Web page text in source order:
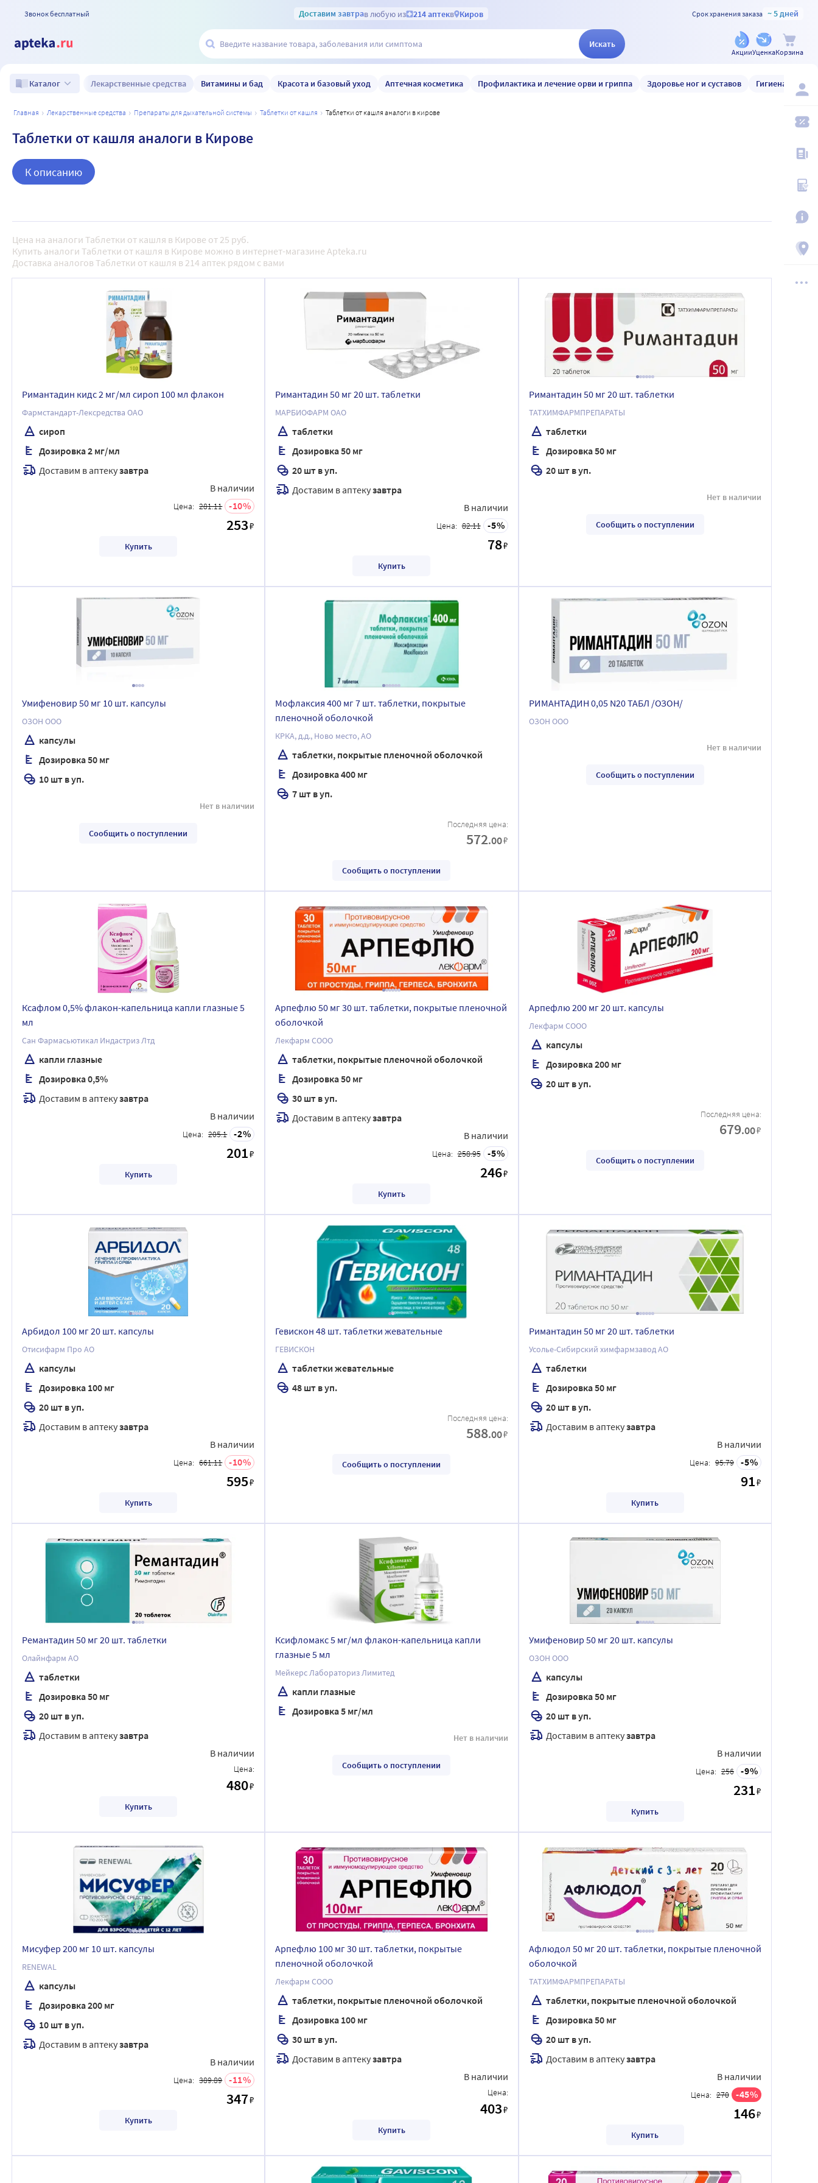
Звонок бесплатный Доставим завтрав любую из 214 аптекв Киров Срок хранения заказа ~ 5 дней
Искать
АкцииУценкаКорзина
Каталог Лекарственные средства Витамины и бад Красота и базовый уход Аптечная косметика Профилактика и лечение орви и гриппа Здоровье ног и суставов Гигиена и уход
главная лекарственные средства препараты для дыхательной системы таблетки от кашля таблетки от кашля аналоги в кирове
Таблетки от кашля аналоги в Кирове
К описанию
Цена на аналоги Таблетки от кашля в Кирове от 25 руб.
Купить аналоги Таблетки от кашля в Кирове можно в интернет-магазине Apteka.ru
Доставка аналогов Таблетки от кашля в 214 аптек рядом с вами
Римантадин кидс 2 мг/мл сироп 100 мл флакон
Фармстандарт-Лексредства ОАО
сироп
Дозировка 2 мг/мл
Доставим в аптекузавтра
В наличии
Цена: 281.11 10
253₽
Купить
Римантадин 50 мг 20 шт. таблетки
МАРБИОФАРМ ОАО
таблетки
Дозировка 50 мг
20 шт в уп.
Доставим в аптекузавтра
В наличии
Цена: 82.11 5
78₽
Купить
Римантадин 50 мг 20 шт. таблетки
ТАТХИМФАРМПРЕПАРАТЫ
таблетки
Дозировка 50 мг
20 шт в уп.
Нет в наличии
Сообщить о поступлении
Умифеновир 50 мг 10 шт. капсулы
ОЗОН ООО
капсулы
Дозировка 50 мг
10 шт в уп.
Нет в наличии
Сообщить о поступлении
Мофлаксия 400 мг 7 шт. таблетки, покрытые
пленочной оболочкой
КРКА, д.д., Ново место, АО
таблетки, покрытые пленочной оболочкой
Дозировка 400 мг
7 шт в уп.
Последняя цена:
572.00₽
Сообщить о поступлении
РИМАНТАДИН 0,05 N20 ТАБЛ /ОЗОН/
ОЗОН ООО
Нет в наличии
Сообщить о поступлении
Ксафлом 0,5% флакон-капельница капли глазные 5
мл
Сан Фармасьютикал Индастриз Лтд
капли глазные
Дозировка 0,5%
Доставим в аптекузавтра
В наличии
Цена: 205.1 2
201₽
Купить
Арпефлю 50 мг 30 шт. таблетки, покрытые пленочной
оболочкой
Лекфарм СООО
таблетки, покрытые пленочной оболочкой
Дозировка 50 мг
30 шт в уп.
Доставим в аптекузавтра
В наличии
Цена: 258.95 5
246₽
Купить
Арпефлю 200 мг 20 шт. капсулы
Лекфарм СООО
капсулы
Дозировка 200 мг
20 шт в уп.
Последняя цена:
679.00₽
Сообщить о поступлении
Арбидол 100 мг 20 шт. капсулы
Отисифарм Про АО
капсулы
Дозировка 100 мг
20 шт в уп.
Доставим в аптекузавтра
В наличии
Цена: 661.11 10
595₽
Купить
Гевискон 48 шт. таблетки жевательные
ГЕВИСКОН
таблетки жевательные
48 шт в уп.
Последняя цена:
588.00₽
Сообщить о поступлении
Римантадин 50 мг 20 шт. таблетки
Усолье-Сибирский химфармзавод АО
таблетки
Дозировка 50 мг
20 шт в уп.
Доставим в аптекузавтра
В наличии
Цена: 95.79 5
91₽
Купить
Ремантадин 50 мг 20 шт. таблетки
Олайнфарм АО
таблетки
Дозировка 50 мг
20 шт в уп.
Доставим в аптекузавтра
В наличии
Цена:
480₽
Купить
Ксифломакс 5 мг/мл флакон-капельница капли
глазные 5 мл
Мейкерс Лабораториз Лимитед
капли глазные
Дозировка 5 мг/мл
Нет в наличии
Сообщить о поступлении
Умифеновир 50 мг 20 шт. капсулы
ОЗОН ООО
капсулы
Дозировка 50 мг
20 шт в уп.
Доставим в аптекузавтра
В наличии
Цена: 256 9
231₽
Купить
Мисуфер 200 мг 10 шт. капсулы
RENEWAL
капсулы
Дозировка 200 мг
10 шт в уп.
Доставим в аптекузавтра
В наличии
Цена: 389.89 11
347₽
Купить
Арпефлю 100 мг 30 шт. таблетки, покрытые
пленочной оболочкой
Лекфарм СООО
таблетки, покрытые пленочной оболочкой
Дозировка 100 мг
30 шт в уп.
Доставим в аптекузавтра
В наличии
Цена:
403₽
Купить
Афлюдол 50 мг 20 шт. таблетки, покрытые пленочной
оболочкой
ТАТХИМФАРМПРЕПАРАТЫ
таблетки, покрытые пленочной оболочкой
Дозировка 50 мг
20 шт в уп.
Доставим в аптекузавтра
В наличии
Цена: 270 45
146₽
Купить